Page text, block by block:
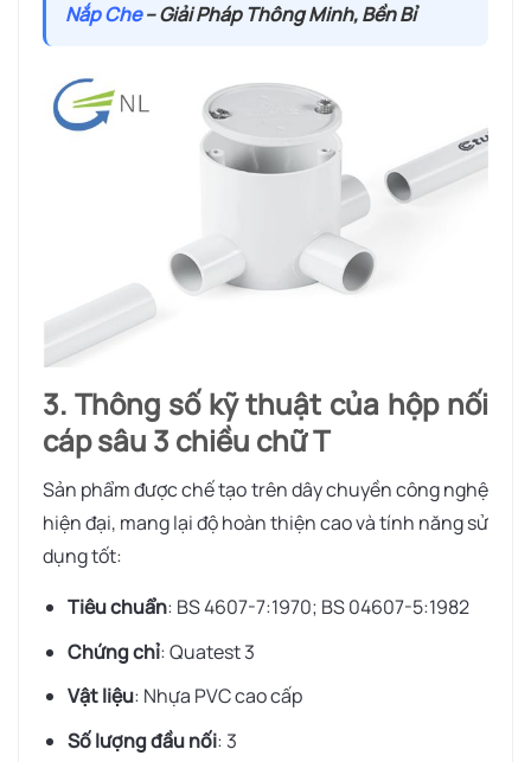
Nắp Che– Giải Pháp Thông Minh, Bền Bỉ
3. Thông số kỹ thuật của hộp nối
cáp sâu 3 chiều chữ T
Sản phẩm được chế tạo trên dây chuyền công nghệ
hiện đại, mang lại độ hoàn thiện cao và tính năng sử
dụng tốt:
Tiêu chuẩn: BS 4607-7:1970; BS 04607-5:1982
Chứng chỉ: Quatest 3
Vật liệu: Nhựa PVC cao cấp
Số lượng đầu nối: 3